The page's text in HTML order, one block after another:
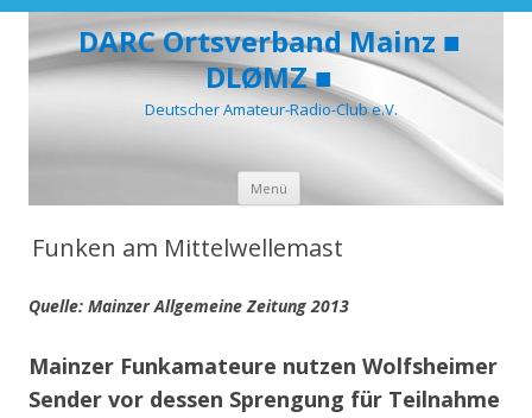
DARC Ortsverband Mainz ■
DLØMZ ■
Deutscher Amateur-Radio-Club e.V.
Menü
springen
Funken am Mittelwellemast
Quelle: Mainzer Allgemeine Zeitung 2013
Mainzer Funkamateure nutzen Wolfsheimer
Sender vor dessen Sprengung für Teilnahme